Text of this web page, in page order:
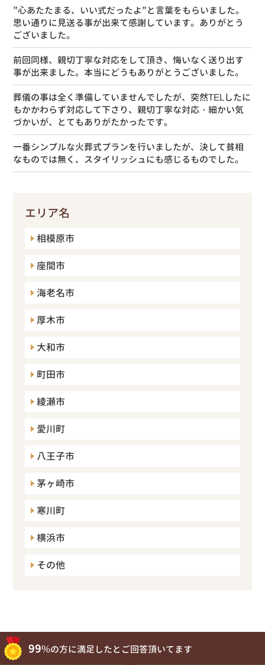
”心あたたまる、いい式だったよ”と言葉をもらいました。
思い通りに見送る事が出来て感謝しています。ありがとう
ございました。
前回同様、親切丁寧な対応をして頂き、悔いなく送り出す
事が出来ました。本当にどうもありがとうございました。
葬儀の事は全く準備していませんでしたが、突然TELしたに
もかかわらず対応して下さり、親切丁寧な対応・細かい気
づかいが、とてもありがたかったです。
一番シンプルな火葬式プランを行いましたが、決して貧相
なものでは無く、スタイリッシュにも感じるものでした。
エリア名
相模原市
座間市
海老名市
厚木市
大和市
町田市
綾瀬市
愛川町
八王子市
茅ヶ崎市
寒川町
横浜市
その他
99%の方に満足したとご回答頂いてます